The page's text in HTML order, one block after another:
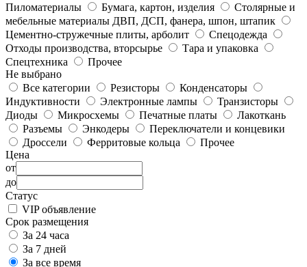
Пиломатериалы
Бумага, картон, изделия
Столярные и
мебельные материалы ДВП, ДСП, фанера, шпон, штапик
Цементно-стружечные плиты, арболит
Спецодежда
Отходы производства, вторсырье
Тара и упаковка
Спецтехника
Прочее
Не выбрано
Все категории
Резисторы
Конденсаторы
Индуктивности
Электронные лампы
Транзисторы
Диоды
Микросхемы Печатные платы
Лакоткань
Разъемы
Энкодеры
Переключатели и концевики
Дроссели
Ферритовые кольца
Прочее
Цена
от
до
Статус
VIP объявление
Срок размещения
За 24 часа
За 7 дней
За все время